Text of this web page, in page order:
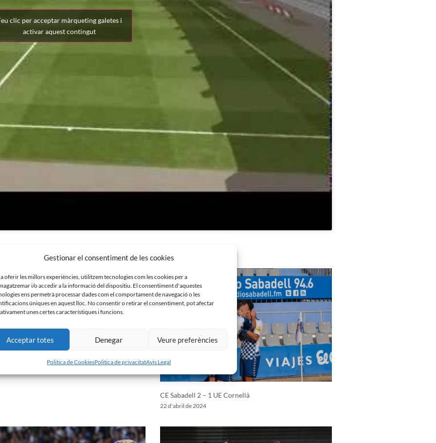
Gestionar el consentiment de les cookies
oferir les millors experiències, utilitzem tecnologies com les cookies per a
i/o accedir a la informació del dispositiu. El consentiment d'aquestes
ens permetrà processar dades com el comportament de navegació o les
úniques en aquest lloc. No consentir o retirar el consentiment, pot afectar
unes certes característiques i funcions.
Acceptar totes Denegar Veure preferències
Politica de CookiesPolitica de privacitatAvis Legal
clic per acceptar màrqueting galetes i
activar aquest contingut
2024
CE Sabadell 2 – 1 UE Cornellà
22 d'abril de 2024